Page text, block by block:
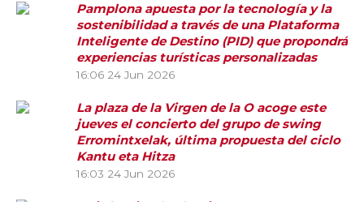
Pamplona apuesta por la tecnología y la
sostenibilidad a través de una Plataforma
Inteligente de Destino (PID) que propondrá
experiencias turísticas personalizadas
16:06 24 Jun 2026
La plaza de la Virgen de la O acoge este
jueves el concierto del grupo de swing
Erromintxelak, última propuesta del ciclo
Kantu eta Hitza
16:03 24 Jun 2026